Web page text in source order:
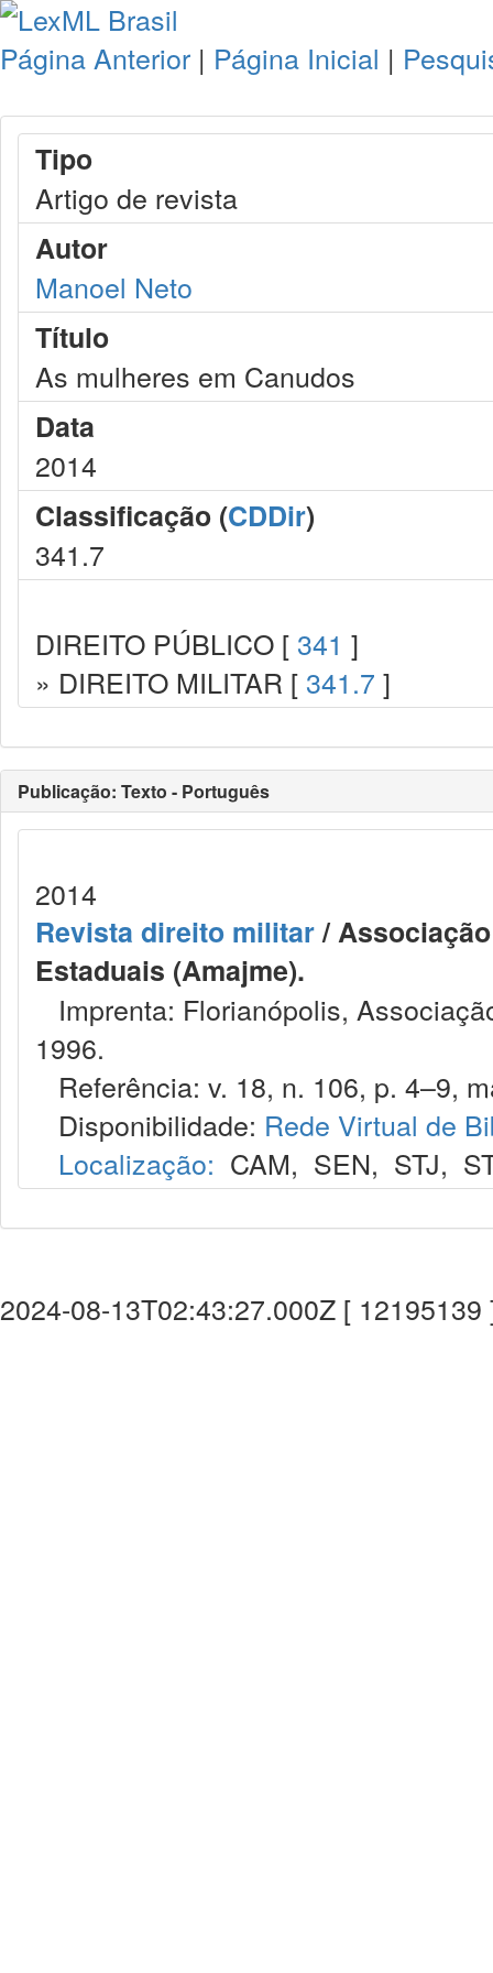
Página Anterior | Página Inicial |
Tipo
Artigo de revista
Autor
Manoel Neto
Título
As mulheres em Canudos
Data
2014
Classificação (CDDir)
341.7
DIREITO PÚBLICO [ 341 ]
» DIREITO MILITAR [ 341.7 ]
Publicação: Texto - Português
2014
Revista direito militar/
Estaduais (Amajme).
Imprenta: Florianópolis,
1996.
Referência: v. 18, n. 106, p. 4–9,
Disponibilidade: Rede Virtual de
Localização: CAM, SEN, STJ,
2024-08-13T02:43:27.000Z [ 12195139